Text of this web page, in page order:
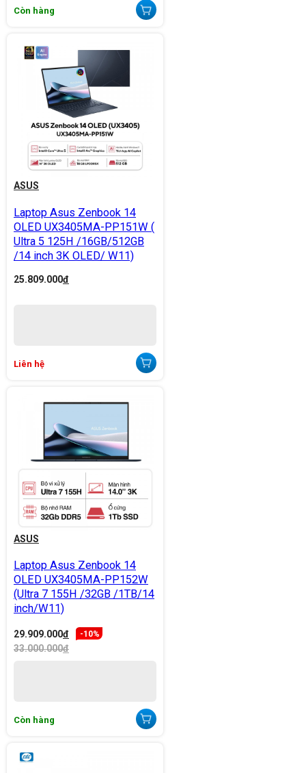
Còn hàng
ASUS
Laptop Asus Zenbook 14
OLED UX3405MA-PP151W (
Ultra 5 125H /16GB/512GB
/14 inch 3K OLED/ W11)
25.809.000đ
Liên hệ
ASUS
Laptop Asus Zenbook 14
OLED UX3405MA-PP152W
(Ultra 7 155H /32GB /1TB/14
inch/W11)
29.909.000đ -10%
33.000.000đ
Còn hàng